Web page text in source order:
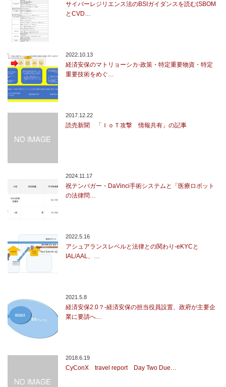
サイバーレジリエンス法のBSIガイダンスを読む(SBOM
とCVD…
2022.10.13
経済安保のマトリョーシカ-政策・特定重要物資・特定
重要技術をめぐ…
2017.12.22
読売新聞 「ＩｏＴ攻撃 情報共有」の記事
2024.11.17
祝テンバガー・DaVinci手術システムと「医療ロボット
の法律問…
2022.5.16
アシュアランスレベルと法律との関わり-eKYCと
IAL/AAL、…
2021.5.8
経済安保2.0？-経済安保の担当役員設置、政府が主要企
業に要請へ…
2018.6.19
CyConX travel report Day Two Due…